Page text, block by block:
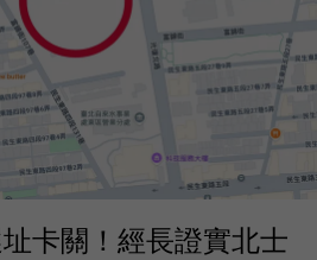
卡關！經長證實北士